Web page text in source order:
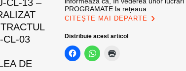
CL-13 –
CL-03
DE
PROGRAMATE la reţeaua
CITEȘTE MAI DEPARTE
Distribuie acest articol